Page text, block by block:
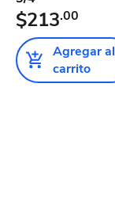
$213.00
Agregar al
carrito